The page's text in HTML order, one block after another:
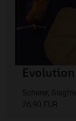
Evolution
Scherer,
26,90 EUR